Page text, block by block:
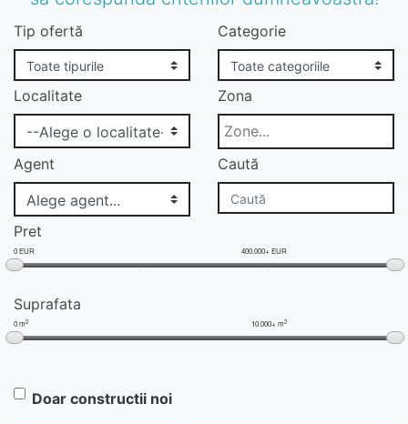
Tip ofertă Categorie
Localitate Zona
Agent Caută
Pret
0 EUR 400.000+ EUR
Suprafata
0 m2 10.000+ m2
Doar constructii noi